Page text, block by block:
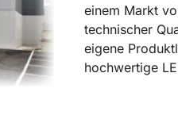
einem Markt
technischer
eigene
hochwertige